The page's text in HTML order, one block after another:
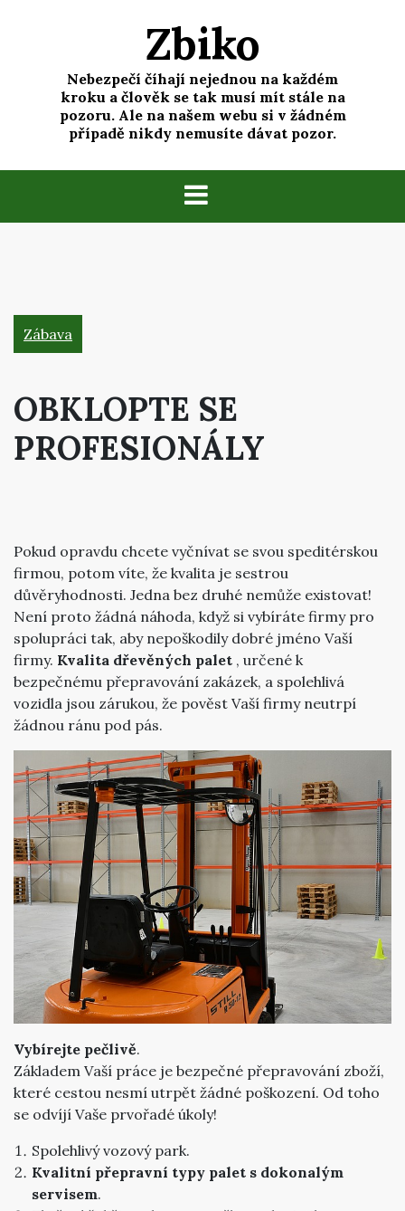
Zbiko
Nebezpečí číhají nejednou na každém
kroku a člověk se tak musí mít stále na
pozoru. Ale na našem webu si v žádném
případě nikdy nemusíte dávat pozor.
Zábava
OBKLOPTE SE
PROFESIONÁLY
Pokud opravdu chcete vyčnívat se svou speditérskou
firmou, potom víte, že kvalita je sestrou
důvěryhodnosti. Jedna bez druhé nemůže existovat!
Není proto žádná náhoda, když si vybíráte firmy pro
spolupráci tak, aby nepoškodily dobré jméno Vaší
firmy. Kvalita dřevěných palet , určené k
bezpečnému přepravování zakázek, a spolehlivá
vozidla jsou zárukou, že pověst Vaší firmy neutrpí
žádnou ránu pod pás.
Vybírejte pečlivě.
Základem Vaší práce je bezpečné přepravování zboží,
které cestou nesmí utrpět žádné poškození. Od toho
se odvíjí Vaše prvořadé úkoly!
Spolehlivý vozový park.
Kvalitní přepravní typy palet s dokonalým
servisem.